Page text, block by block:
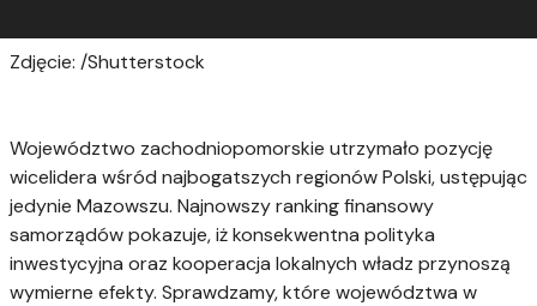
Zdjęcie: /Shutterstock
Województwo zachodniopomorskie utrzymało pozycję
wicelidera wśród najbogatszych regionów Polski, ustępując
jedynie Mazowszu. Najnowszy ranking finansowy
samorządów pokazuje, iż konsekwentna polityka
inwestycyjna oraz kooperacja lokalnych władz przynoszą
wymierne efekty. Sprawdzamy, które województwa w